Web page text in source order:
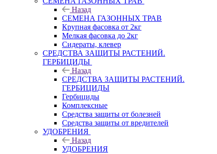
Назад
СЕМЕНА ГАЗОННЫХ ТРАВ
Крупная фасовка от 2кг
Мелкая фасовка до 2кг
Сидераты, клевер
СРЕДСТВА ЗАЩИТЫ РАСТЕНИЙ.
ГЕРБИЦИДЫ
Назад
СРЕДСТВА ЗАЩИТЫ РАСТЕНИЙ.
ГЕРБИЦИДЫ
Гербициды
Комплексные
Средства защиты от болезней
Средства защиты от вредителей
УДОБРЕНИЯ
Назад
УДОБРЕНИЯ